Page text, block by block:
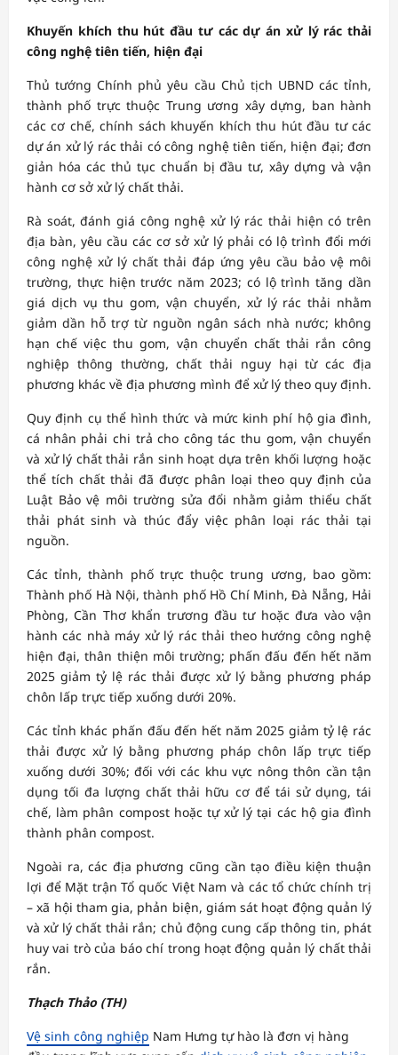
Khuyến khích thu hút đầu tư các dự án xử lý rác thải
công nghệ tiên tiến, hiện đại
Thủ tướng Chính phủ yêu cầu Chủ tịch UBND các tỉnh,
thành phố trực thuộc Trung ương xây dựng, ban hành
các cơ chế, chính sách khuyến khích thu hút đầu tư các
dự án xử lý rác thải có công nghệ tiên tiến, hiện đại; đơn
giản hóa các thủ tục chuẩn bị đầu tư, xây dựng và vận
hành cơ sở xử lý chất thải.
Rà soát, đánh giá công nghệ xử lý rác thải hiện có trên
địa bàn, yêu cầu các cơ sở xử lý phải có lộ trình đổi mới
công nghệ xử lý chất thải đáp ứng yêu cầu bảo vệ môi
trường, thực hiện trước năm 2023; có lộ trình tăng dần
giá dịch vụ thu gom, vận chuyển, xử lý rác thải nhằm
giảm dần hỗ trợ từ nguồn ngân sách nhà nước; không
hạn chế việc thu gom, vận chuyển chất thải rắn công
nghiệp thông thường, chất thải nguy hại từ các địa
phương khác về địa phương mình để xử lý theo quy định.
Quy định cụ thể hình thức và mức kinh phí hộ gia đình,
cá nhân phải chi trả cho công tác thu gom, vận chuyển
và xử lý chất thải rắn sinh hoạt dựa trên khối lượng hoặc
thể tích chất thải đã được phân loại theo quy định của
Luật Bảo vệ môi trường sửa đổi nhằm giảm thiểu chất
thải phát sinh và thúc đẩy việc phân loại rác thải tại
nguồn.
Các tỉnh, thành phố trực thuộc trung ương, bao gồm:
Thành phố Hà Nội, thành phố Hồ Chí Minh, Đà Nẵng, Hải
Phòng, Cần Thơ khẩn trương đầu tư hoặc đưa vào vận
hành các nhà máy xử lý rác thải theo hướng công nghệ
hiện đại, thân thiện môi trường; phấn đấu đến hết năm
2025 giảm tỷ lệ rác thải được xử lý bằng phương pháp
chôn lấp trực tiếp xuống dưới 20%.
Các tỉnh khác phấn đấu đến hết năm 2025 giảm tỷ lệ rác
thải được xử lý bằng phương pháp chôn lấp trực tiếp
xuống dưới 30%; đối với các khu vực nông thôn cần tận
dụng tối đa lượng chất thải hữu cơ để tái sử dụng, tái
chế, làm phân compost hoặc tự xử lý tại các hộ gia đình
thành phân compost.
Ngoài ra, các địa phương cũng cần tạo điều kiện thuận
lợi để Mặt trận Tổ quốc Việt Nam và các tổ chức chính trị
– xã hội tham gia, phản biện, giám sát hoạt động quản lý
và xử lý chất thải rắn; chủ động cung cấp thông tin, phát
huy vai trò của báo chí trong hoạt động quản lý chất thải
rắn.
Thạch Thảo (TH)
Vệ sinh công nghiệp Nam Hưng tự hào là đơn vị hàng